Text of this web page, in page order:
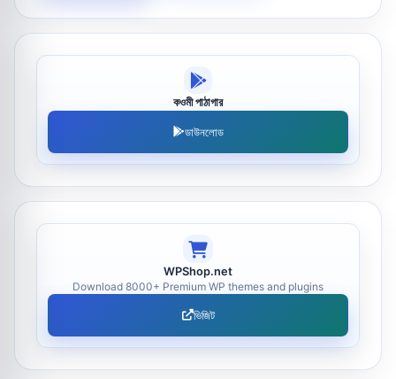
কওমী পাঠাগার
ডাউনলোড
WPShop.net
Download 8000+ Premium WP themes and plugins
ভিজিট